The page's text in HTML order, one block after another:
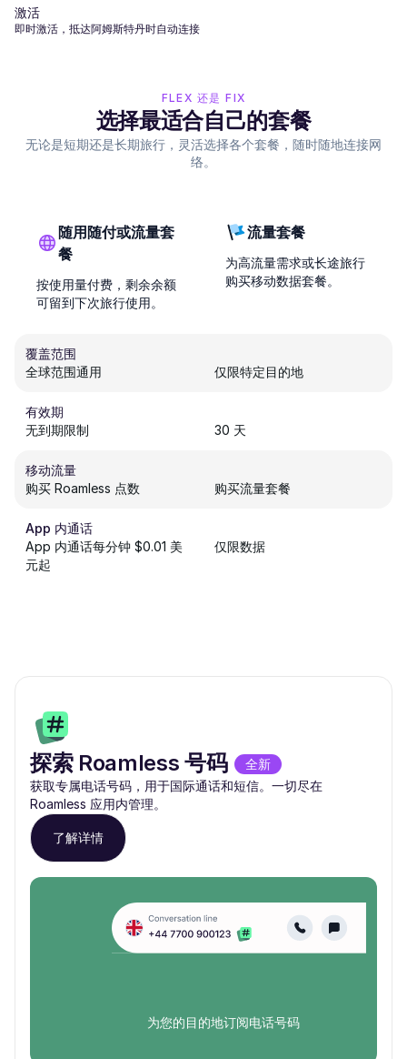
激活
即时激活，抵达阿姆斯特丹时自动连接
FLEX 还是 FIX
选择最适合自己的套餐
无论是短期还是长期旅行，灵活选择各个套餐，随时随地连接网
络。
随用随付或流量套
餐
按使用量付费，剩余余额
可留到下次旅行使用。
流量套餐
为高流量需求或长途旅行
购买移动数据套餐。
覆盖范围
全球范围通用
仅限特定目的地
有效期
无到期限制
30 天
移动流量
购买 Roamless 点数
购买流量套餐
App 内通话
App 内通话每分钟 $0.01 美
元起
仅限数据
探索 Roamless 号码
全新
获取专属电话号码，用于国际通话和短信。一切尽在
Roamless 应用内管理。
了解详情
为您的目的地订阅电话号码